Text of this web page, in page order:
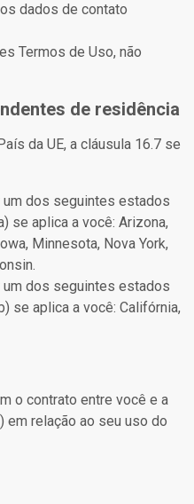
dados de contato
Termos de Uso, não
de residência
da UE, a cláusula 16.7 se
dos seguintes estados
se aplica a você: Arizona,
Minnesota, Nova York,
dos seguintes estados
se aplica a você: Califórnia,
o contrato entre você e a
em relação ao seu uso do